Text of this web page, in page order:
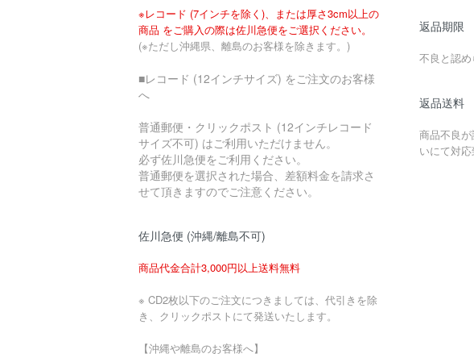
※レコード (7インチを除く)、または厚さ3cm以上の
商品 をご購入の際は佐川急便をご選択ください。
(※ただし沖縄県、離島のお客様を除きます。)
■レコード (12インチサイズ) をご注文のお客様
へ
普通郵便・クリックポスト (12インチレコード
サイズ不可) はご利用いただけません。
必ず佐川急便をご利用ください。
普通郵便を選択された場合、差額料金を請求さ
せて頂きますのでご注意ください。
佐川急便 (沖縄/離島不可)
商品代金合計3,000円以上送料無料
※ CD2枚以下のご注文につきましては、代引きを除
き、クリックポストにて発送いたします。
【沖縄や離島のお客様へ】
返品期限
不良と認
返品送料
商品不良
いにて対応